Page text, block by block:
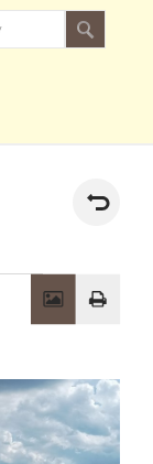
firmie
Kredyty